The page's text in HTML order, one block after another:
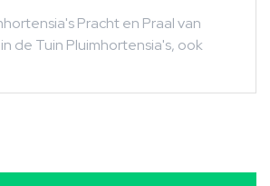
Pracht en Praal van
de Tuin Pluimhortensia's, ook